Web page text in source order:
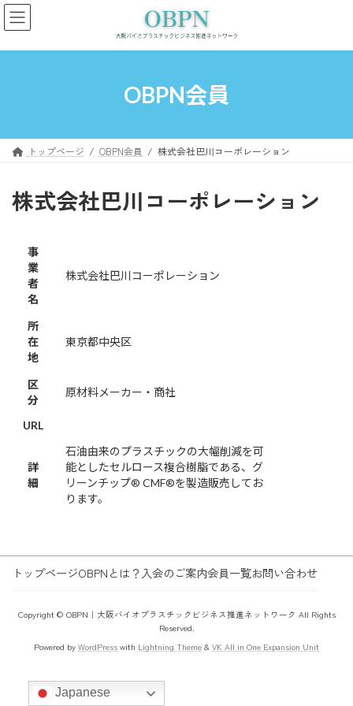
コ
ン
ン
ナ
ビ
ー
OBPN会員
トップページ OBPN会員 株式会社巴川コーポレーション
株式会社巴川コーポレーション
事
業
者
名
株式会社巴川コーポレーション
所
在
地
東京都中央区
区
分
原材料メーカー・商社
URL
詳
細
石油由来のプラスチックの大幅削減を可
能としたセルロース複合樹脂である、グ
リーンチップ® CMF®を製造販売してお
ります。
トップページOBPNとは？ 入会のご案内会員一覧お問い合わせ
Copyright © OBPN｜大阪バイオプラスチックビジネス推進ネットワーク All Rights
Reserved.
Powered by WordPress with Lightning Theme & VK All in One Expansion Unit
Japanese